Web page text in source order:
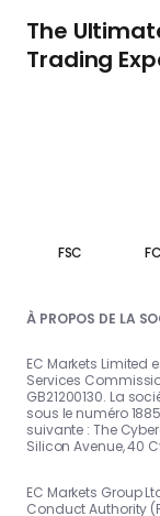
The
Trading
FSC
À PROPOS DE LA
EC Markets Limited
Services
GB21200130. La
sous le numéro
suivante : The
Silicon Avenue, 40
EC Markets Group
Conduct Authority